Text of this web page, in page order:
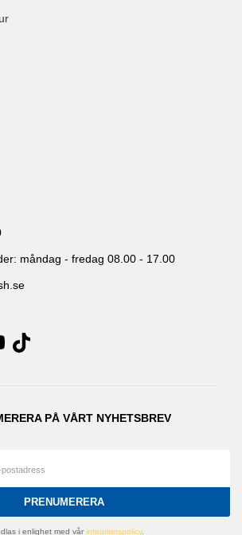
måndag - fredag 08.00 - 17.00
PÅ VÅRT NYHETSBREV
PRENUMERERA
i enlighet med vår integritetspolicy.